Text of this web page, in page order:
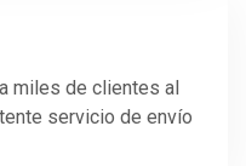
miles de clientes al
servicio de envío